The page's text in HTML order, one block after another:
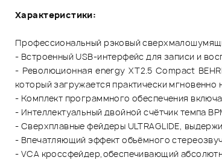
Характеристики:
Профессиональный рэковый
- Встроенный USB-интерфейс для записи и
- Революционная energy XT2.5 Compact
который загружается практически
- Комплект программного обеспечения
- Интеллектуальный двойной счётчик темпа
- Сверхплавные фейдеры ULTRAGLIDE,
- Впечатляющий эффект объёмного
- VCA кроссфейдер,обеспечивающий